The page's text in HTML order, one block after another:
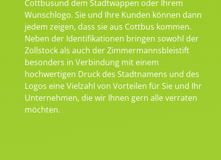
Cottbusund dem Stadtwappen oder Ihrem
Wunschlogo. Sie und Ihre Kunden können dann
jedem zeigen, dass sie aus Cottbus kommen.
Neben der Identifikationen bringen sowohl der
Zollstock als auch der Zimmermannsbleistift
besonders in Verbindung mit einem
hochwertigen Druck des Stadtnamens und des
Logos eine Vielzahl von Vorteilen für Sie und Ihr
Unternehmen, die wir Ihnen gern alle verraten
möchten.